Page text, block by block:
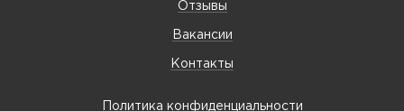
Отзывы
Вакансии
Контакты
Политика конфиденциальности